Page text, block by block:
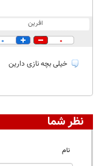
افرین
0
0
خیلی بچه نازی دارین
نظر شما
نام